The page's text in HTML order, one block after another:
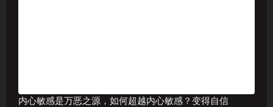
内心敏感是万恶之源，如何超越内心敏感？变得自信